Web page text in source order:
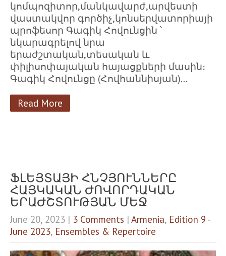
կոմպոզիտոր,մանկավարժ,արվեստի
վաստակվոր գործիչ,կոնսերվատորիայի
պրոֆեսոր Գագիկ Հովունցին ՝
նկարագրելով նրա
երաժշտական,տեսական և
փիլիսոփայական հայացքների մասին։
Գագիկ Հովունցը (Հովհաննիսյան)…
Read More
ՖԼԵՅՏԱՅԻ ՀՆՉՅՈՒՆՆԵՐԸ
ՀԱՅԿԱԿԱՆ ԺՈՎՈՐԴԱԿԱՆ
ԵՐԱԺՇՏՈՒԹՅԱՆ ՄԵՋ
June 20, 2023 | 3 Comments | Armenia, Edition 9 -
June 2023, Ensembles & Repertoire